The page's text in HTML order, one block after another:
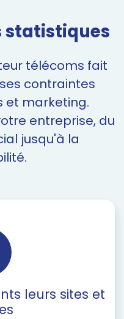
statistiques
télécoms fait
contraintes
et marketing.
entreprise, du
jusqu'à la
leurs sites et